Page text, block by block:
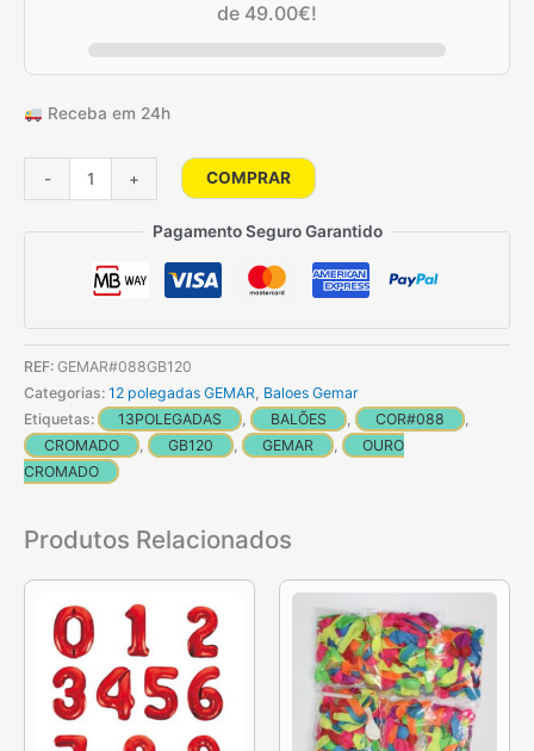
de 49.00€!
Receba em 24h
-
Quantidade
de
50
de
cm
GEMAR
+ COMPRAR
Pagamento Seguro Garantido
REF: GEMAR#088GB120
Categorias: 12 polegadas GEMAR Baloes Gemar
Etiquetas:
13POLEGADAS BALÕES COR#088
CROMADO
GB120 GEMAR
OURO
CROMADO
Produtos Relacionados